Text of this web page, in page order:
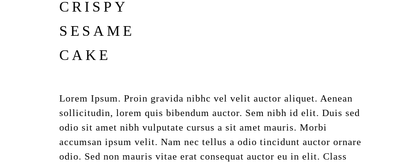
CRISPY
SESAME
CAKE
Lorem Ipsum. Proin gravida nibhc vel velit auctor aliquet. Aenean
sollicitudin, lorem quis bibendum auctor. Sem nibh id elit. Duis sed
odio sit amet nibh vulputate cursus a sit amet mauris. Morbi
accumsan ipsum velit. Nam nec tellus a odio tincidunt auctor ornare
odio. Sed non mauris vitae erat consequat auctor eu in elit. Class